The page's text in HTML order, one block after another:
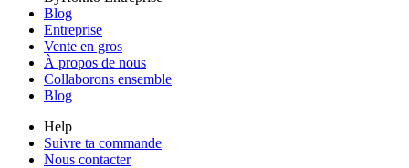
Blog
Entreprise
Vente en gros
À propos de nous
Collaborons ensemble
Blog
Help
Suivre ta commande
Nous contacter